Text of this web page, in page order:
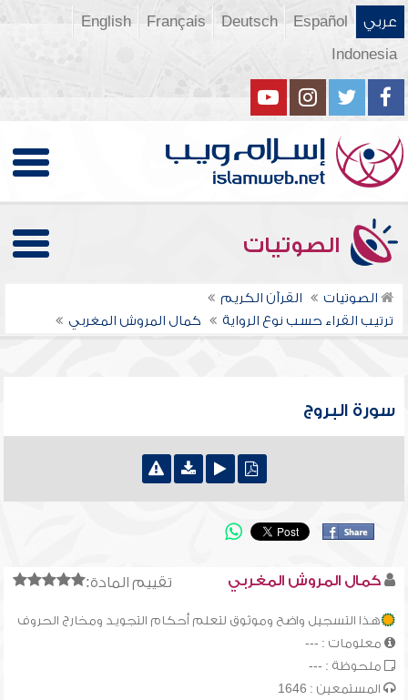
عربي Español
Deutsch
Français
English
Indonesia
الصوتيات
الصوتيات
القرآن الكريم
ترتيب القراء حسب نوع الرواية
كمال المروش المغربي
سورة البروج
تقييم المادة: كمال المروش المغربي
هذا التسجيل واضح وموثوق لتعلم أحكام التجويد ومخارج الحروف
معلومات : ---
ملحوظة : ---
المستمعين : 1646